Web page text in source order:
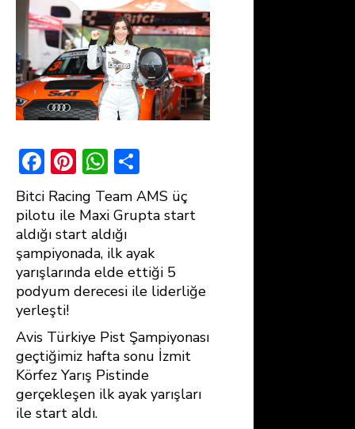
F
ac
e
b
o
ok
Pi
nt
er
e
st
W
h
at
s
A
p
h
ar
Bitci Racing Team AMS üç
pilotu ile Maxi Grupta start
aldığı start aldığı
şampiyonada, ilk ayak
yarışlarında elde ettiği 5
podyum derecesi ile liderliğe
yerleşti!
Avis Türkiye Pist Şampiyonası
geçtiğimiz hafta sonu İzmit
Körfez Yarış Pistinde
gerçekleşen ilk ayak yarışları
ile start aldı.